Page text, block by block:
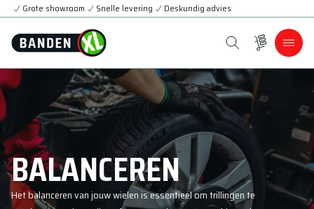
Grote showroom Snelle levering Deskundig advies
BALANCEREN
Het balanceren van jouw wielen is essentieel om trillingen te